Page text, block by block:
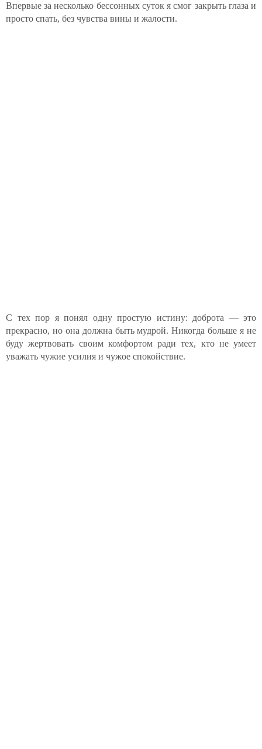
Впервые за несколько бессонных суток я смог закрыть глаза и
просто спать, без чувства вины и жалости.
С тех пор я понял одну простую истину: доброта — это
прекрасно, но она должна быть мудрой. Никогда больше я не
буду жертвовать своим комфортом ради тех, кто не умеет
уважать чужие усилия и чужое спокойствие.